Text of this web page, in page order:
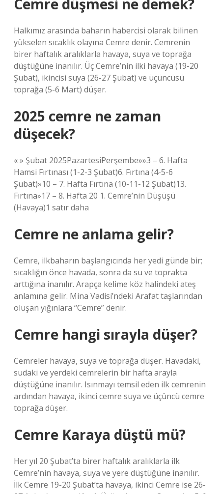
Cemre düşmesi ne demek?
Halkımız arasında baharın habercisi olarak bilinen
yükselen sıcaklık olayına Cemre denir. Cemrenin
birer haftalık aralıklarla havaya, suya ve toprağa
düştüğüne inanılır. Üç Cemre’nin ilki havaya (19-20
Şubat), ikincisi suya (26-27 Şubat) ve üçüncüsü
toprağa (5-6 Mart) düşer.
2025 cemre ne zaman
düşecek?
« » Şubat 2025PazartesiPerşembe»»3 – 6. Hafta
Hamsi Fırtınası (1-2-3 Şubat)6. Fırtına (4-5-6
Şubat)»10 – 7. Hafta Fırtına (10-11-12 Şubat)13.
Fırtına»17 – 8. Hafta 20 1. Cemre’nin Düşüşü
(Havaya)1 satır daha
Cemre ne anlama gelir?
Cemre, ilkbaharın başlangıcında her yedi günde bir;
sıcaklığın önce havada, sonra da su ve toprakta
arttığına inanılır. Arapça kelime köz halindeki ateş
anlamına gelir. Mina Vadisi’ndeki Arafat taşlarından
oluşan yığınlara “Cemre” denir.
Cemre hangi sırayla düşer?
Cemreler havaya, suya ve toprağa düşer. Havadaki,
sudaki ve yerdeki cemrelerin bir hafta arayla
düştüğüne inanılır. Isınmayı temsil eden ilk cemrenin
ardından havaya, ikinci cemre suya ve üçüncü cemre
toprağa düşer.
Cemre Karaya düştü mü?
Her yıl 20 Şubat’ta birer haftalık aralıklarla ilk
Cemre’nin havaya, suya ve yere düştüğüne inanılır.
İlk Cemre 19-20 Şubat’ta havaya, ikinci Cemre ise 26-